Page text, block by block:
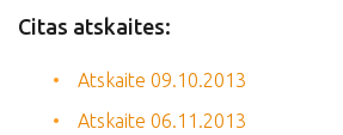
Citas atskaites:
Atskaite 09.10.2013
Atskaite 06.11.2013